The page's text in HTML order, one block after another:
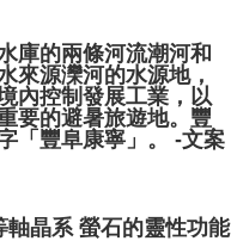
庫的兩條河流潮河和
來源灤河的水源地，
內控制發展工業，以
要的避暑旅遊地。豐
「豐阜康寧」。 -文案
晶系 螢石的靈性功能